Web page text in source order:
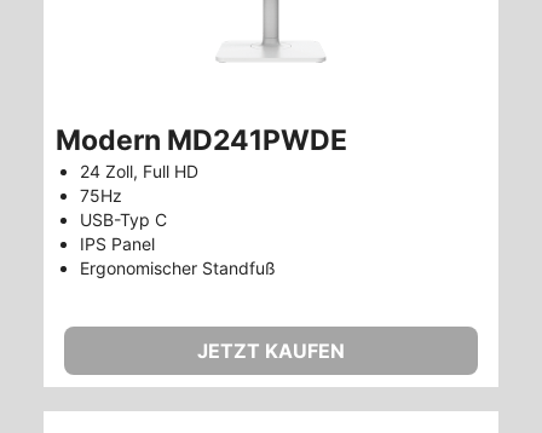
Modern MD241PWDE
24 Zoll, Full HD
75Hz
USB-Typ C
IPS Panel
Ergonomischer Standfuß
JETZT KAUFEN